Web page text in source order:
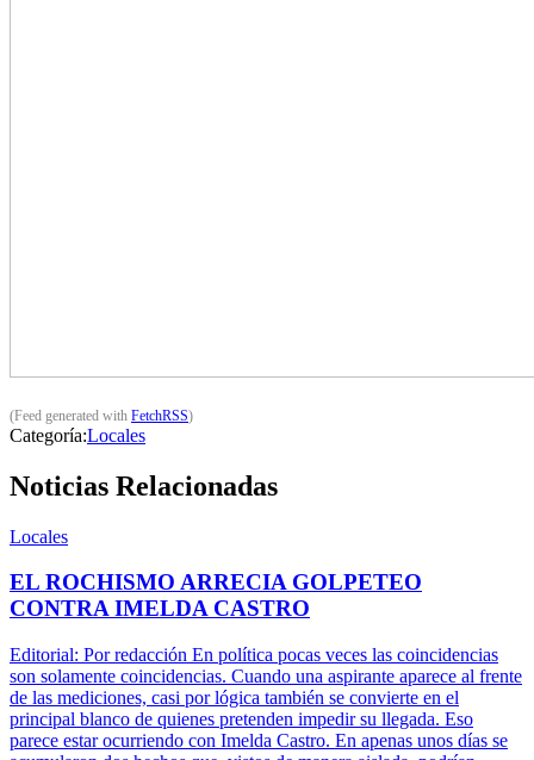
(Feed generated with FetchRSS)
Categoría:Locales
Noticias Relacionadas
Locales
EL ROCHISMO ARRECIA GOLPETEO
CONTRA IMELDA CASTRO
Editorial: Por redacción En política pocas veces las coincidencias
son solamente coincidencias. Cuando una aspirante aparece al frente
de las mediciones, casi por lógica también se convierte en el
principal blanco de quienes pretenden impedir su llegada. Eso
parece estar ocurriendo con Imelda Castro. En apenas unos días se